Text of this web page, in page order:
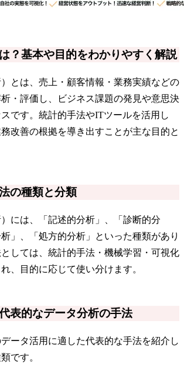
？基本や目的をわかりやすく解説
とは、売上・顧客情報・業務実績などの
・評価し、ビジネス課題の発見や意思決
です。統計的手法やITツールを活用し
改善の根拠を導き出すことが主な目的と
の種類と分類
には、「記述的分析」、「診断的分
」、「処方的分析」といった種類があり
しては、統計的手法・機械学習・可視化
、目的に応じて使い分けます。
表的なデータ分析の手法
ータ活用に適した代表的な手法を紹介し
です。